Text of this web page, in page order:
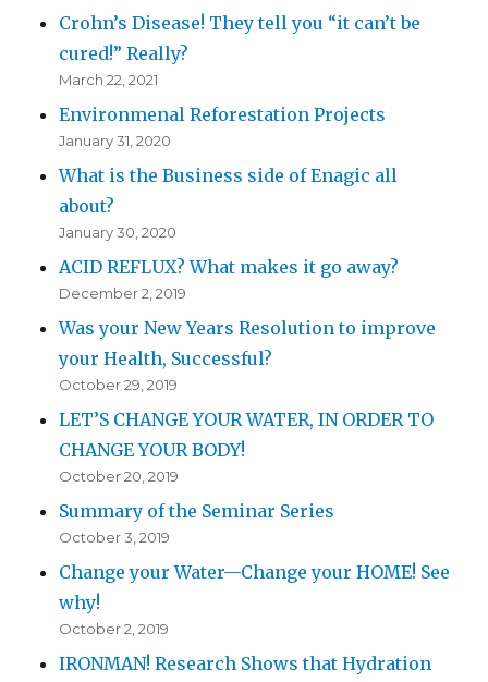
Crohn’s Disease! They tell you “it can’t be
cured!” Really?
March 22, 2021
Environmenal Reforestation Projects
January 31, 2020
What is the Business side of Enagic all
about?
January 30, 2020
ACID REFLUX? What makes it go away?
December 2, 2019
Was your New Years Resolution to improve
your Health, Successful?
October 29, 2019
LET’S CHANGE YOUR WATER, IN ORDER TO
CHANGE YOUR BODY!
October 20, 2019
Summary of the Seminar Series
October 3, 2019
Change your Water—Change your HOME! See
why!
October 2, 2019
IRONMAN! Research Shows that Hydration